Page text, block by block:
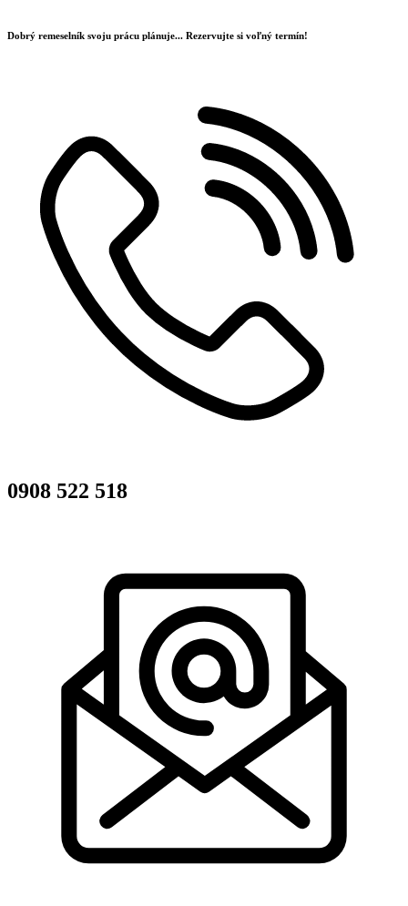
na
Dobrý remeselník svoju prácu plánuje... Rezervujte si voľný termín!
0908 522 518